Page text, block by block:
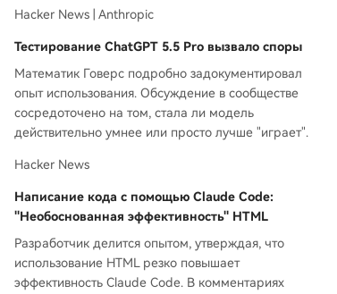
почки поставок. * Китай поощряет прямое эне
ргоснабжение центров обработки данных за
счет ядерной и водородной энергетики. **Тех
нологические компании:** * ByteDance плани
рует увеличить расходы на ИИ-инфраструкту
ру до 200 млрд юаней. * Google подвергается
критике за возможное использование reCAPTC
HA против пользователей кастомных Android-
прошивок. * Гендиректор Cloudflare заявил, чт
отя доходы компании достигли рекорда. **Фо
ндовый рынок и макроэкономика:** * Индекс
ы S&P 500 и NASDAQ продемонстрировали ш
естую неделю роста подряд на фоне оптимис
тичных данных по занятости в СШ...
Hacker News | Anthropic
Тестирование ChatGPT 5.5 Pro вызвало споры
Математик Говерс подробно задокументировал
опыт использования. Обсуждение в сообществе
сосредоточено на том, стала ли модель
действительно умнее или просто лучше "играет".
Hacker News
Написание кода с помощью Claude Code:
"Необоснованная эффективность" HTML
Разработчик делится опытом, утверждая, что
использование HTML резко повышает
эффективность Claude Code. В комментариях